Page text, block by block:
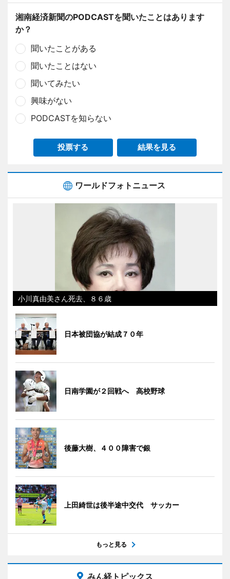
湘南経済新聞のPODCASTを聞いたことはあります
か？
聞いたことがある
聞いたことはない
聞いてみたい
興味がない
PODCASTを知らない
投票する 結果を見る
ワールドフォトニュース
小川真由美さん死去、８６歳
日本被団協が結成７０年
日南学園が２回戦へ 高校野球
後藤大樹、４００障害で銀
上田綺世は後半途中交代 サッカー
もっと見る
みん経トピックス